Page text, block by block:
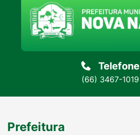
Telefone
(66) 3467-1019
Prefeitura